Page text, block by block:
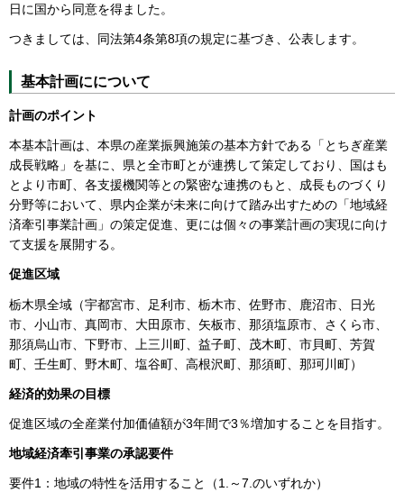
日に国から同意を得ました。
つきましては、同法第4条第8項の規定に基づき、公表します。
基本計画にについて
計画のポイント
本基本計画は、本県の産業振興施策の基本方針である「とちぎ産業
成長戦略」を基に、県と全市町とが連携して策定しており、国はも
とより市町、各支援機関等との緊密な連携のもと、成長ものづくり
分野等において、県内企業が未来に向けて踏み出すための「地域経
済牽引事業計画」の策定促進、更には個々の事業計画の実現に向け
て支援を展開する。
促進区域
栃木県全域（宇都宮市、足利市、栃木市、佐野市、鹿沼市、日光
市、小山市、真岡市、大田原市、矢板市、那須塩原市、さくら市、
那須烏山市、下野市、上三川町、益子町、茂木町、市貝町、芳賀
町、壬生町、野木町、塩谷町、高根沢町、那須町、那珂川町）
経済的効果の目標
促進区域の全産業付加価値額が3年間で3％増加することを目指す。
地域経済牽引事業の承認要件
要件1：地域の特性を活用すること（1.～7.のいずれか）